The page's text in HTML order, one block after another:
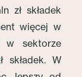
zł składek
więcej w
w sektorze
składek. W